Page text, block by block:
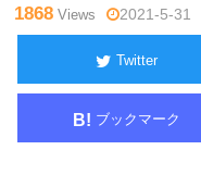
1868 Views 2021-5-31
Twitter
B! ブックマーク